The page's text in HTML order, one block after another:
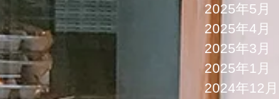
2025年5月
2025年4月
2025年3月
2025年1月
2024年12月